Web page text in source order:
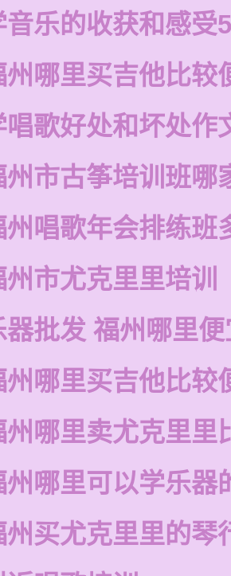
音乐的收获和感受
州哪里买吉他比较
唱歌好处和坏处作
州市古筝培训班哪
州唱歌年会排练班
州市尤克里里培训
器批发 福州哪里
州哪里买吉他比较
州哪里卖尤克里里
州哪里可以学乐器
州买尤克里里的琴